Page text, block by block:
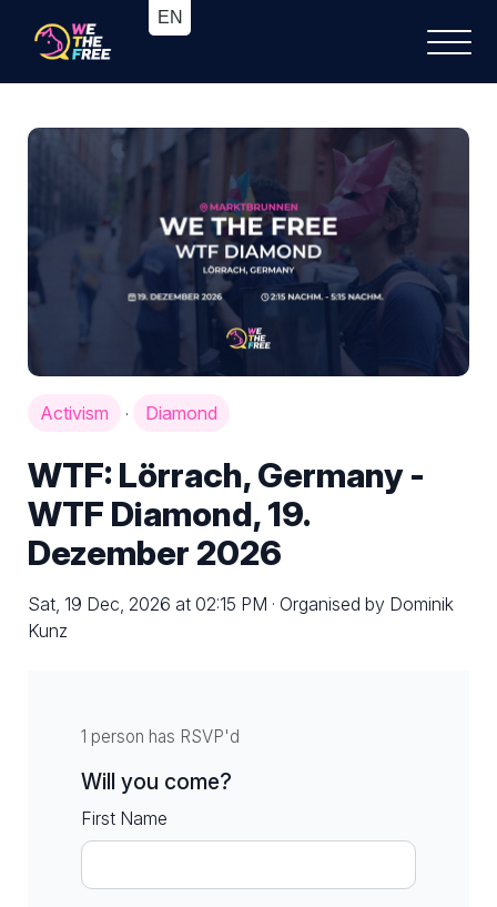
Activism · Diamond
WTF: Lörrach, Germany -
WTF Diamond, 19.
Dezember 2026
Sat, 19 Dec, 2026 at 02:15 PM · Organised by Dominik
Kunz
1 person has RSVP'd
Will you come?
First Name